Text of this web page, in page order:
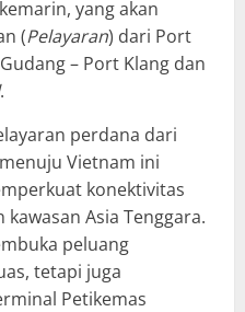
yang akan
(Pelayaran) dari Port
– Port Klang dan
.
perdana dari
Vietnam ini
konektivitas
Asia Tenggara.
peluang
tetapi juga
Petikemas